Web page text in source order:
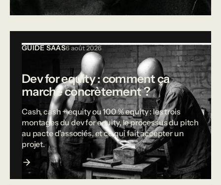
GUIDE SAAS6 août 2026
Dev for equity : comment ça
marche concrètement ?
Cash, cash + equity ou 100 % equity : les trois
montages du dev for equity, le processus du pitch
au pacte d'associés, et ce qui fait accepter un
projet.